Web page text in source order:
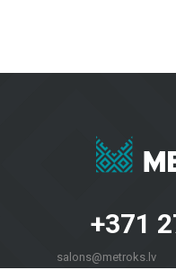
+371
salons@metroks.lv